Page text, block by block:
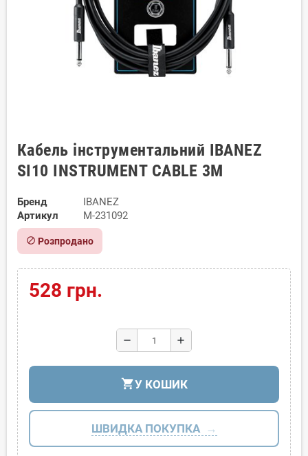
Кабель інструментальний IBANEZ
SI10 INSTRUMENT CABLE 3M
Бренд
IBANEZ
Артикул
M-231092
block Розпродано
528 грн.
remove add
shopping_cartУ КОШИК
ШВИДКА ПОКУПКА